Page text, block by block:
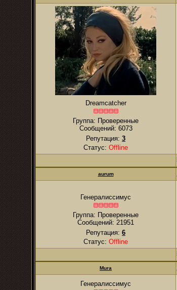
Dreamcatcher
Группа: Проверенные
Сообщений: 6073
Репутация: 3
Статус: Offline
аurum
Генералиссимус
Группа: Проверенные
Сообщений: 21951
Репутация: 6
Статус: Offline
Mura
Генералиссимус